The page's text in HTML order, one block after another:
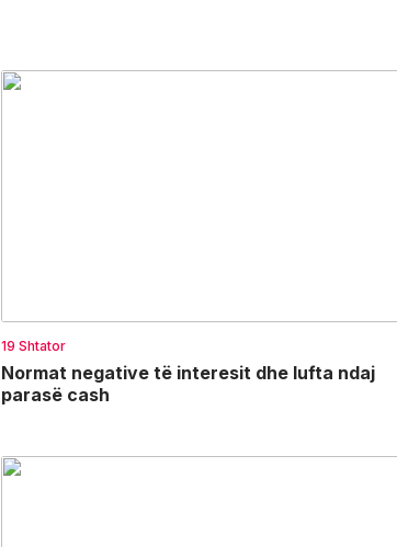
19 Shtator
Normat negative të interesit dhe lufta ndaj
parasë cash